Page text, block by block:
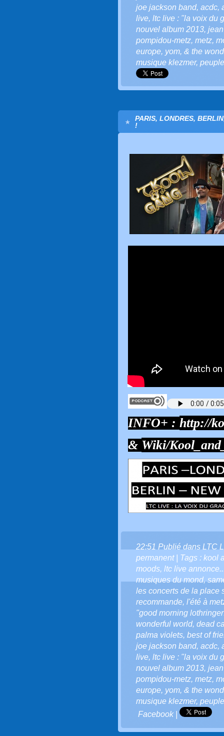
joe jackson band, acdc,
live, ltc live : "la voix du
nouvel album 2013,
pompidou-metz, metz,
europe, yom, & the
musique klezmer,
PARIS, LONDRES,
!
INFO+ : http://
& Wiki/
22:51 Publié dans LTC
permanent| Tags : kool
moods, ltc live
musiques du mond,
les concerts de la place
recommande, l'été à
"good morning
wonderful world, dead
palma violets, best of
joe jackson band, acdc,
live, ltc live : "la voix du
nouvel album 2013,
pompidou-metz, metz,
europe, yom, & the
musique klezmer,
Facebook|